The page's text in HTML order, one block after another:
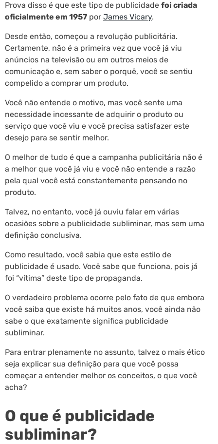
Prova disso é que este tipo de publicidade foi criada
oficialmente em 1957 por James Vicary.
Desde então, começou a revolução publicitária.
Certamente, não é a primeira vez que você já viu
anúncios na televisão ou em outros meios de
comunicação e, sem saber o porquê, você se sentiu
compelido a comprar um produto.
Você não entende o motivo, mas você sente uma
necessidade incessante de adquirir o produto ou
serviço que você viu e você precisa satisfazer este
desejo para se sentir melhor.
O melhor de tudo é que a campanha publicitária não é
a melhor que você já viu e você não entende a razão
pela qual você está constantemente pensando no
produto.
Talvez, no entanto, você já ouviu falar em várias
ocasiões sobre a publicidade subliminar, mas sem uma
definição conclusiva.
Como resultado, você sabia que este estilo de
publicidade é usado. Você sabe que funciona, pois já
foi “vítima” deste tipo de propaganda.
O verdadeiro problema ocorre pelo fato de que embora
você saiba que existe há muitos anos, você ainda não
sabe o que exatamente significa publicidade
subliminar.
Para entrar plenamente no assunto, talvez o mais ético
seja explicar sua definição para que você possa
começar a entender melhor os conceitos, o que você
acha?
O que é publicidade
subliminar?